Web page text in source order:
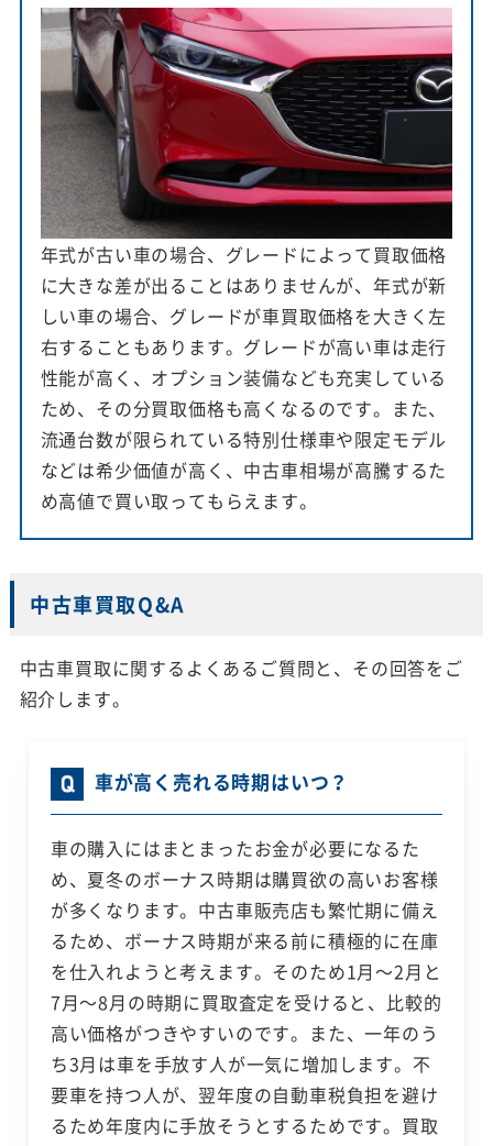
年式が古い車の場合、グレードによって買取価格
に大きな差が出ることはありませんが、年式が新
しい車の場合、グレードが車買取価格を大きく左
右することもあります。グレードが高い車は走行
性能が高く、オプション装備なども充実している
ため、その分買取価格も高くなるのです。また、
流通台数が限られている特別仕様車や限定モデル
などは希少価値が高く、中古車相場が高騰するた
め高値で買い取ってもらえます。
中古車買取Q&A
中古車買取に関するよくあるご質問と、その回答をご
紹介します。
車が高く売れる時期はいつ？
車の購入にはまとまったお金が必要になるた
め、夏冬のボーナス時期は購買欲の高いお客様
が多くなります。中古車販売店も繁忙期に備え
るため、ボーナス時期が来る前に積極的に在庫
を仕入れようと考えます。そのため1月～2月と
7月～8月の時期に買取査定を受けると、比較的
高い価格がつきやすいのです。また、一年のう
ち3月は車を手放す人が一気に増加します。不
要車を持つ人が、翌年度の自動車税負担を避け
るため年度内に手放そうとするためです。買取